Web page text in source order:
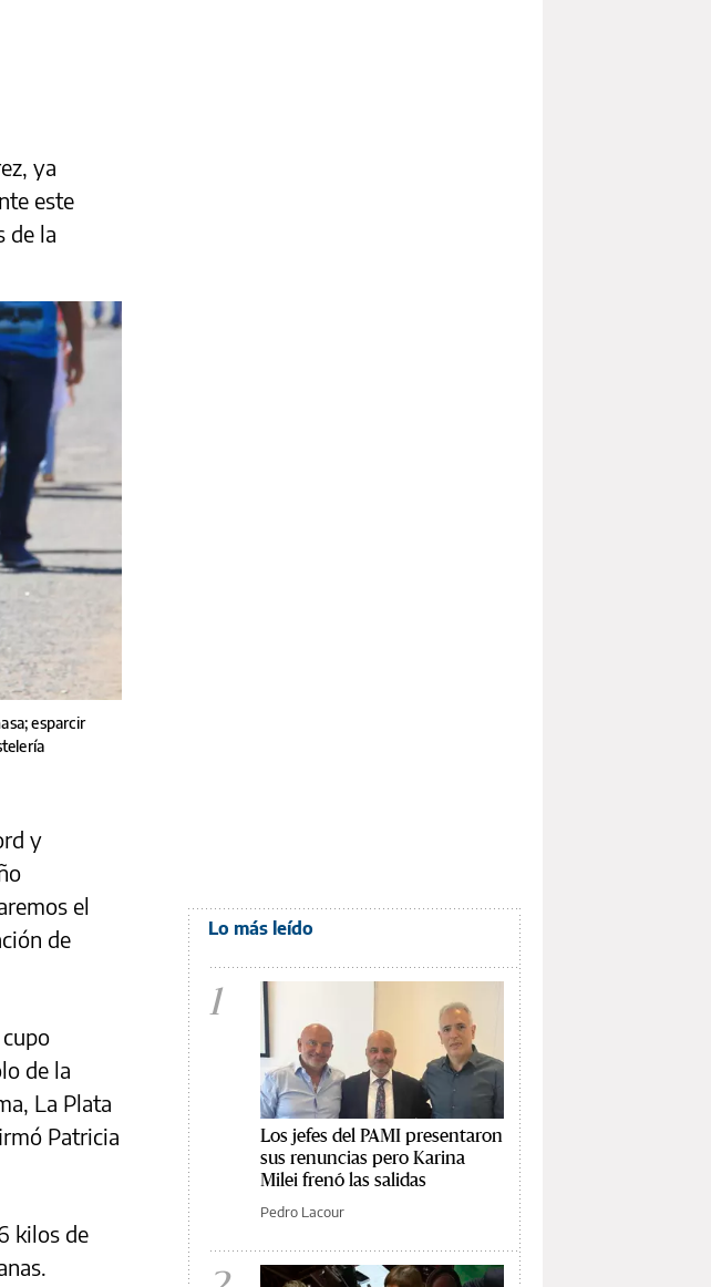
ya
este
de la
esparcir
y
el
de
de la
La Plata
Patricia
kilos de
Lo más leído
1
Los jefes del PAMI presentaron
sus renuncias pero Karina
Milei frenó las salidas
Pedro Lacour